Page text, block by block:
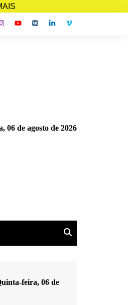
06 de agosto de 2026
feira, 06 de